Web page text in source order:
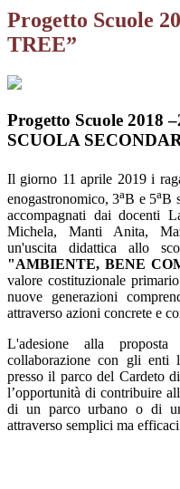
Progetto Scuole
TREE”
Progetto Scuole 2018
SCUOLA
Il giorno 11 aprile 2019 i
enogastronomico, 3aB e 5aB
accompagnati dai docenti
Michela, Manti Anita,
un'uscita didattica allo
"AMBIENTE, BENE
valore costituzionale
nuove generazioni
attraverso azioni concrete e
L'adesione alla
collaborazione con gli enti
presso il parco del Cardeto
l’opportunità di contribuire
di un parco urbano o di
attraverso semplici ma